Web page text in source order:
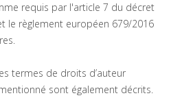
requis par l'article 7 du décret
le règlement européen 679/2016
termes de droits d’auteur
sont également décrits.